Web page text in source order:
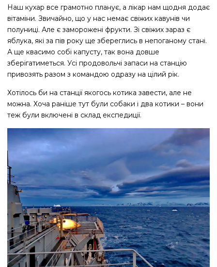
Наш кухар все грамотно планує, а лікар нам щодня додає
вітаміни. Звичайно, що у нас немає свіжих кавунів чи
полуниці. Але є заморожені фрукти. Зі свіжих зараз є
яблука, які за пів року ще збереглись в непоганому стані.
А ще квасимо собі капусту, так вона довше
зберігатиметься. Усі продовольчі запаси на станцію
привозять разом з командою одразу на цілий рік.
Хотілось би на станції якогось котика завести, але не
можна. Хоча раніше тут були собаки і два котики – вони
теж були включені в склад експедиції.